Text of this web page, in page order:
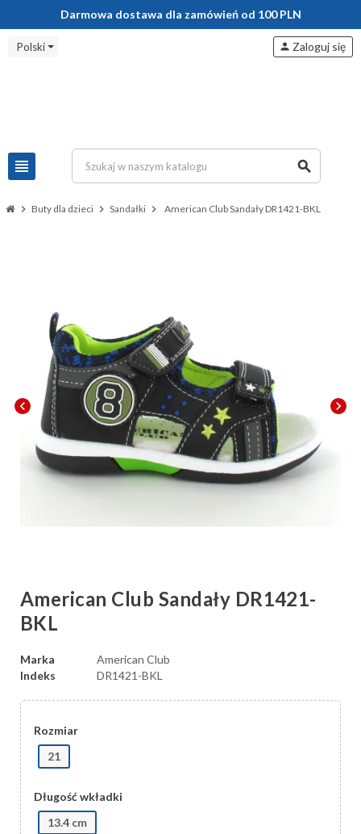
Darmowa dostawa dla zamówień od 100 PLN
Polski
view_headline search
person Zaloguj się
chevron_right Buty dla dzieci chevron_right Sandałki chevron_right American Club Sandały DR1421-BKL
chevron_left chevron_right
American Club Sandały DR1421-
BKL
Marka
American Club
Indeks
DR1421-BKL
Rozmiar
21
Długość wkładki
13.4 cm